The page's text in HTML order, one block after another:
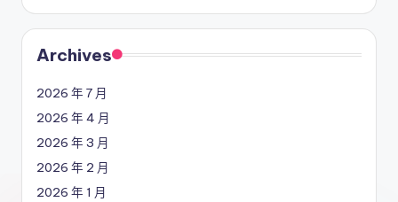
Archives
2026 年 7 月
2026 年 4 月
2026 年 3 月
2026 年 2 月
2026 年 1 月